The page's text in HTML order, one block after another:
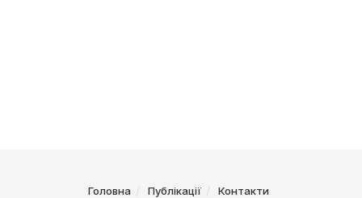
Головна Публікації Контакти